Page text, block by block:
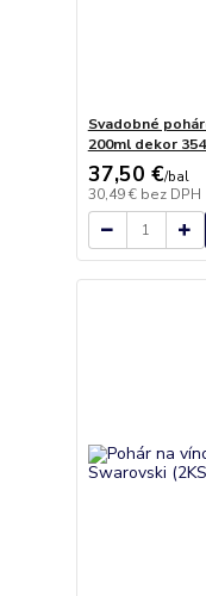
Svadobné
200ml dekor
37,50 €/bal
30,49 € bez DPH